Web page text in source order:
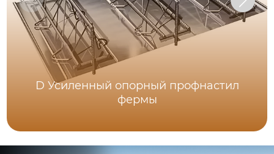
D Усиленный опорный профнастил
фермы